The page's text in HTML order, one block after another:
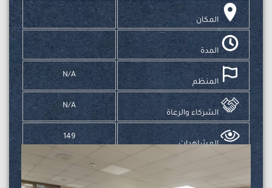
المكان
المدة
المنظم
N/A
الشركاء والرعاة
N/A
المشاهدات
149